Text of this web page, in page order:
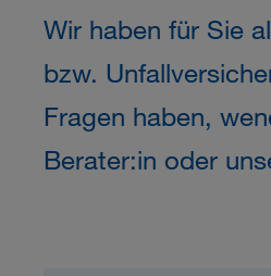
Wir haben für Sie
bzw.
Fragen haben,
Berater:in oder